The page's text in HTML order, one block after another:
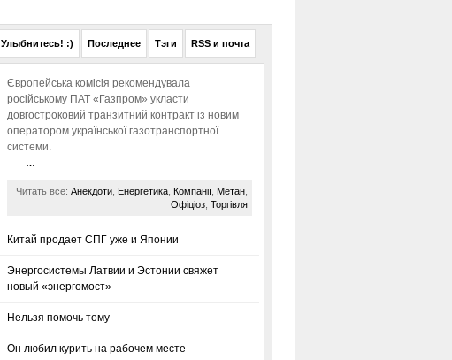
Улыбнитесь! :) Последнее Тэги RSS и почта
Європейська комісія рекомендувала
російському ПАТ «Газпром» укласти
довгостроковий транзитний контракт із новим
оператором української газотранспортної
системи.
…
Читать все: Анекдоти, Енергетика, Компанії, Метан,
Офіціоз, Торгівля
Китай продает СПГ уже и Японии
Энергосистемы Латвии и Эстонии свяжет
новый «энергомост»
Нельзя помочь тому
Он любил курить на рабочем месте